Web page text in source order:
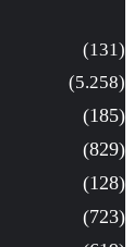
(131)
(5.258)
(185)
(829)
(128)
(723)